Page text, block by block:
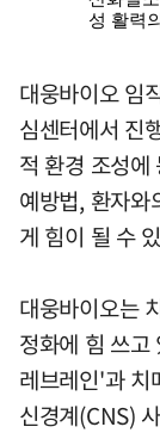
대웅바이오 임
심센터에서 진
적 환경 조성에
예방법, 환자와
게 힘이 될 수
대웅바이오는
정화에 힘 쓰
레브레인'과 치
신경계(CNS)